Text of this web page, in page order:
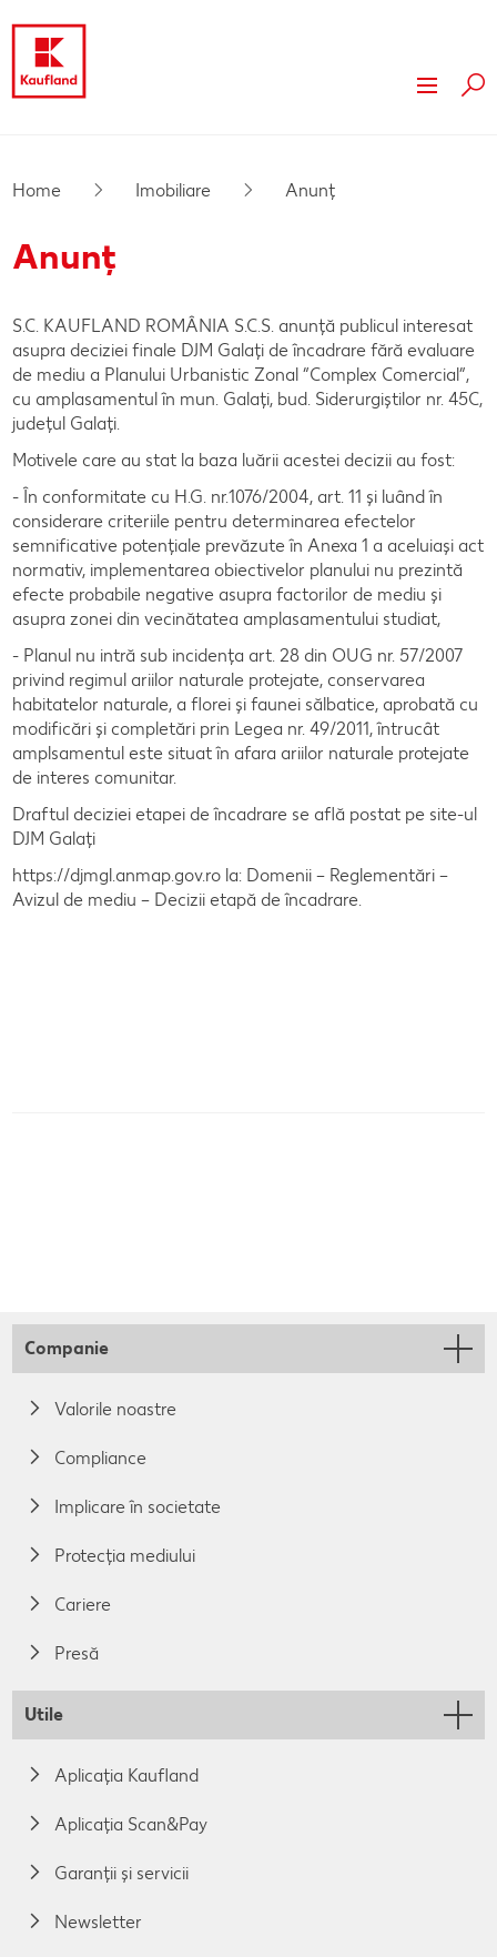
Sari la
Subsol
Bară laterală fixă
Valori
Branduri proprii Kaufland
Sustenabilitate
Conceptul magazinului nostru
Kaufland în calitate de partner
Mod de constructie sustenabil
Dezvoltare
Închirieri spații comerciale
Oferte imobiliare
Contact
Anunț
Servicii
Card cadou
Publicitate
Home Imobiliare Anunț
Anunț
S.C. KAUFLAND ROMÂNIA S.C.S. anunță publicul interesat
asupra deciziei finale DJM Galați de încadrare fără evaluare
de mediu a Planului Urbanistic Zonal “Complex Comercial”,
cu amplasamentul în mun. Galați, bud. Siderurgiștilor nr. 45C,
județul Galați.
Motivele care au stat la baza luării acestei decizii au fost:
- În conformitate cu H.G. nr.1076/2004, art. 11 și luând în
considerare criteriile pentru determinarea efectelor
semnificative potențiale prevăzute în Anexa 1 a aceluiași act
normativ, implementarea obiectivelor planului nu prezintă
efecte probabile negative asupra factorilor de mediu și
asupra zonei din vecinătatea amplasamentului studiat,
- Planul nu intră sub incidența art. 28 din OUG nr. 57/2007
privind regimul ariilor naturale protejate, conservarea
habitatelor naturale, a florei și faunei sălbatice, aprobată cu
modificări și completări prin Legea nr. 49/2011, întrucât
amplsamentul este situat în afara ariilor naturale protejate
de interes comunitar.
Draftul deciziei etapei de încadrare se află postat pe site-ul
DJM Galați
https://djmgl.anmap.gov.ro la: Domenii – Reglementări –
Avizul de mediu – Decizii etapă de încadrare.
Companie
Valorile noastre
Compliance
Implicare în societate
Protecția mediului
Cariere
Presă
Utile
Aplicația Kaufland
Aplicația Scan&Pay
Garanții și servicii
Newsletter